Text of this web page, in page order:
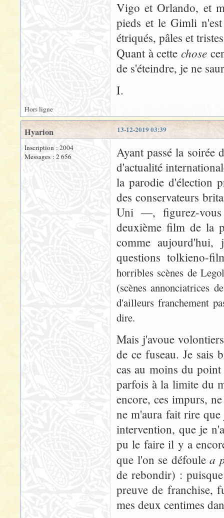
Vigo et Orlando, et
pieds et le Gimli
étriqués, pâles et
Quant à cettechose
de s'éteindre, je ne
I.
Hors ligne
13-12-2019 03:39
Hyarion
Inscription : 2004
Messages : 2 656
Ayant passé la soirée
d'actualité
la parodie d'élection
des conservateurs
Uni —, figurez-
deuxième film de la
comme aujourd'hui,
questions tolkieno-
horribles scènes de
(scènes annonciatrices
d'ailleurs franchement
dire.
Mais j'avoue
de ce fuseau. Je sais
cas au moins du
parfois à la limite du
encore, ces impurs,
ne m'aura fait rire
intervention, que je
pu le faire il y a
que l'on se défoulea
de rebondir) :
preuve de franchise,
mes deux centimes